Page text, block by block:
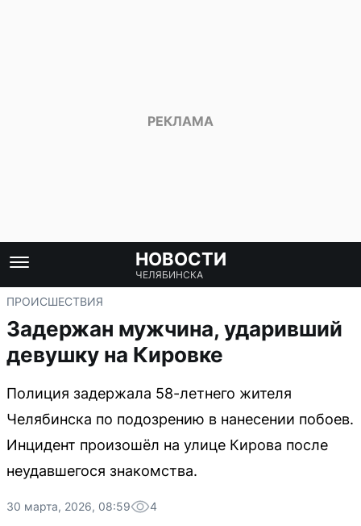
НОВОСТИ
ЧЕЛЯБИНСКА
ПРОИСШЕСТВИЯ
Задержан мужчина, ударивший
девушку на Кировке
Полиция задержала 58-летнего жителя
Челябинска по подозрению в нанесении побоев.
Инцидент произошёл на улице Кирова после
неудавшегося знакомства.
30 марта, 2026, 08:59 4